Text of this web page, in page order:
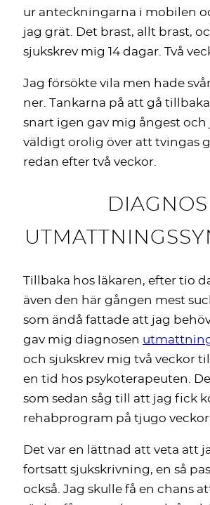
ur anteckningarna i mobilen
jag grät. Det brast, allt brast,
sjukskrev mig 14 dagar. Två
Jag försökte vila men hade
ner. Tankarna på att gå
snart igen gav mig ångest och
väldigt orolig över att tvingas
redan efter två veckor.
DIAGNOS
Tillbaka hos läkaren, efter tio
även den här gången mest
som ändå fattade att jag
gav mig diagnosen
och sjukskrev mig två veckor
en tid hos psykoterapeuten.
som sedan såg till att jag fick
rehabprogram på tjugo veckor.
Det var en lättnad att veta att
fortsatt sjukskrivning, en så
också. Jag skulle få en chans